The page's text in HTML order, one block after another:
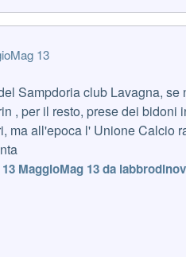
Mag 13
Sampdoria club Lavagna, se
, per il resto, prese dei
ma all'epoca l' Unione Calcio
13 MaggioMag 13da